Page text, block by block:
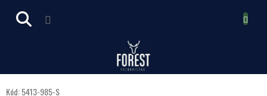
KOŠÍK
Kód:5413-985-S